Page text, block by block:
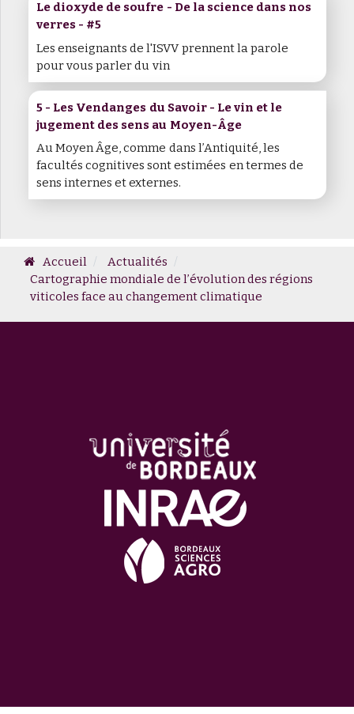
Le dioxyde de soufre - De la science dans nos
verres - #5
Les enseignants de l'ISVV prennent la parole
pour vous parler du vin
5 - Les Vendanges du Savoir - Le vin et le
jugement des sens au Moyen-Âge
Au Moyen Âge, comme dans l’Antiquité, les
facultés cognitives sont estimées en termes de
sens internes et externes.
Accueil
Actualités
Cartographie mondiale de l’évolution des régions
viticoles face au changement climatique